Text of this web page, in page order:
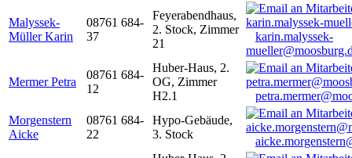
Malyssek-
Müller Karin
08761 684-
37
Feyerabendhaus,
2. Stock, Zimmer
21
karin.malyssek-
Mermer Petra
08761 684-
12
Huber-Haus, 2.
OG, Zimmer
H2.1
Morgenstern
Aicke
08761 684-
22
Hypo-Gebäude,
3. Stock